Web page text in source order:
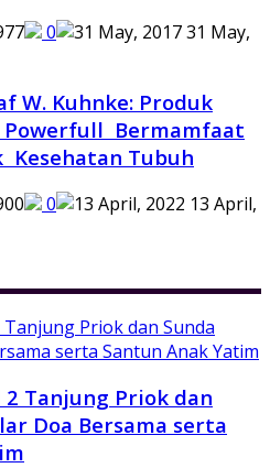
0
31 May,
W. Kuhnke: Produk
Powerfull Bermamfaat
Kesehatan Tubuh
0
13 April,
2 Tanjung Priok dan
Doa Bersama serta